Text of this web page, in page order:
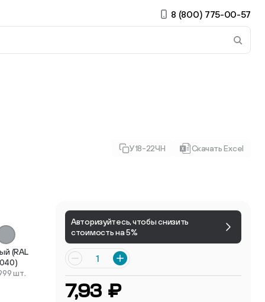
8 (800) 775-00-57
У18-22ЧН Скачать Excel
(RAL
шт.
Авторизуйтесь, чтобы снизить
стоимость на 5%
7,93 ₽
опоры
Есть учётная запись?